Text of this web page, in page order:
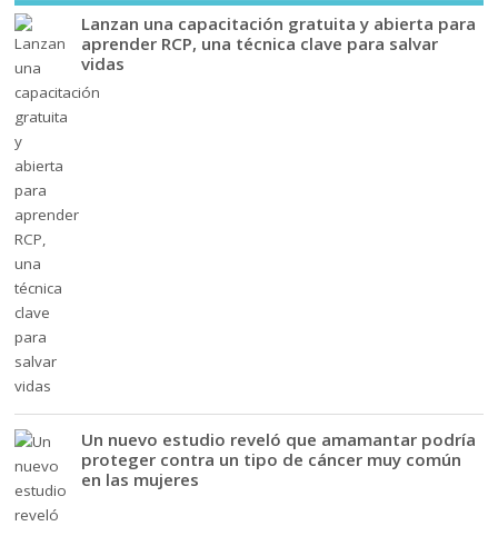
Lanzan una capacitación gratuita y abierta para
aprender RCP, una técnica clave para salvar
vidas
Un nuevo estudio reveló que amamantar podría
proteger contra un tipo de cáncer muy común
en las mujeres